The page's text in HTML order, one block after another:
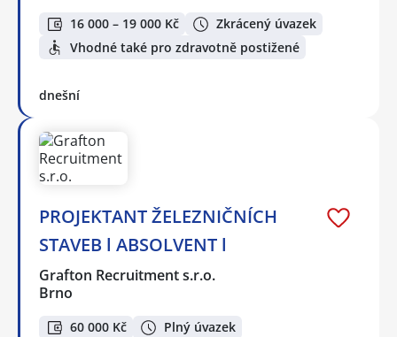
16 000 – 19 000 Kč
Zkrácený úvazek
Vhodné také pro zdravotně postižené
dnešní
PROJEKTANT ŽELEZNIČNÍCH
STAVEB l ABSOLVENT l
Grafton Recruitment s.r.o.
Brno
60 000 Kč Plný úvazek